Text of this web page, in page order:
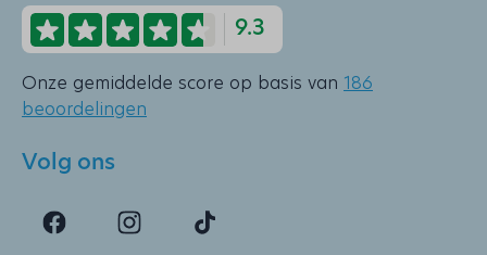
9.3
Onze gemiddelde score op basis van 186
beoordelingen
Volg ons